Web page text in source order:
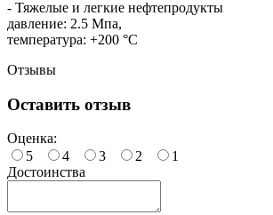
- Тяжелые и легкие нефтепродукты
давление: 2.5 Мпа,
температура: +200 °C
Отзывы
Оставить отзыв
Оценка:
5
4 3 2
1
Достоинства